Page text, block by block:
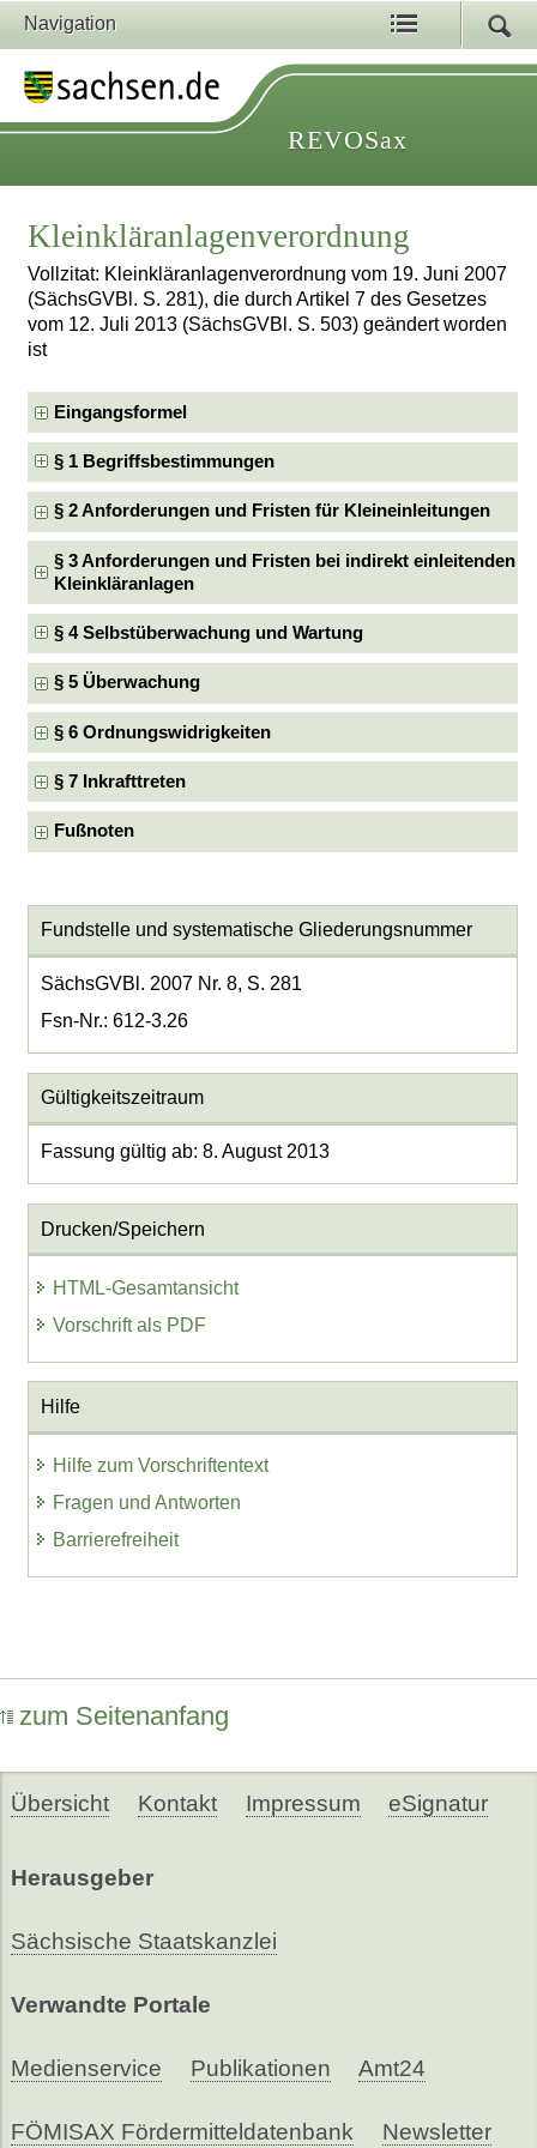
Navigation
REVOSax
Kleinkläranlagenverordnung
Vollzitat: Kleinkläranlagenverordnung vom 19. Juni 2007
(SächsGVBl. S. 281), die durch Artikel 7 des Gesetzes
vom 12. Juli 2013 (SächsGVBl. S. 503) geändert worden
ist
Eingangsformel
§ 1 Begriffsbestimmungen
§ 2 Anforderungen und Fristen für Kleineinleitungen
§ 3 Anforderungen und Fristen bei indirekt einleitenden
Kleinkläranlagen
§ 4 Selbstüberwachung und Wartung
§ 5 Überwachung
§ 6 Ordnungswidrigkeiten
§ 7 Inkrafttreten
Fußnoten
Fundstelle und systematische Gliederungsnummer
SächsGVBl. 2007 Nr. 8, S. 281
Fsn-Nr.: 612-3.26
Gültigkeitszeitraum
Fassung gültig ab: 8. August 2013
Drucken/Speichern
HTML-Gesamtansicht
Vorschrift als PDF
Hilfe
Hilfe zum Vorschriftentext
Fragen und Antworten
Barrierefreiheit
zum Seitenanfang
Übersicht Kontakt Impressum eSignatur
Herausgeber
Sächsische Staatskanzlei
Verwandte Portale
Medienservice Publikationen Amt24
FÖMISAX Fördermitteldatenbank Newsletter